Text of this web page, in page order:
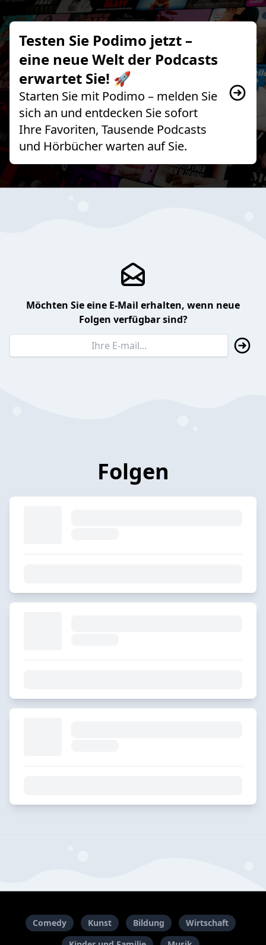
Testen Sie Podimo jetzt –
eine neue Welt der Podcasts
erwartet Sie! 🚀
Starten Sie mit Podimo – melden Sie
sich an und entdecken Sie sofort
Ihre Favoriten, Tausende Podcasts
und Hörbücher warten auf Sie.
Möchten Sie eine E-Mail erhalten, wenn neue
Folgen verfügbar sind?
Folgen
Comedy Kunst Bildung
Wirtschaft